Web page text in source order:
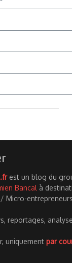
est un blog du
Bancal à
Micro-
reportages,
uniquement par